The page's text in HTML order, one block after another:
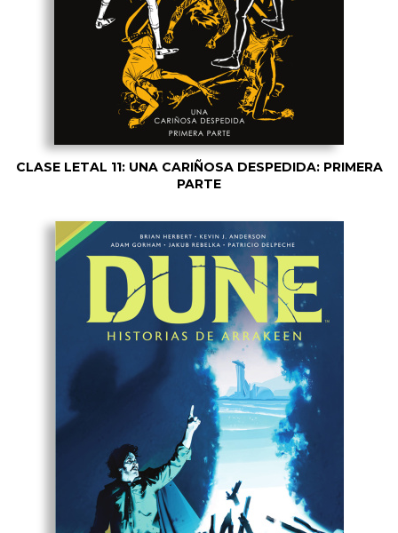
CLASE LETAL 11: UNA CARIÑOSA DESPEDIDA: PRIMERA
PARTE